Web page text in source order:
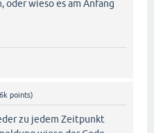
oder wieso es am Anfang
points)
zu jedem Zeitpunkt